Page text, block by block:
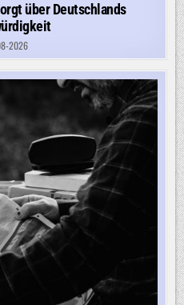
über Deutschlands
2026